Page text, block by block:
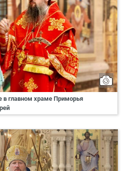
в главном храме Приморья